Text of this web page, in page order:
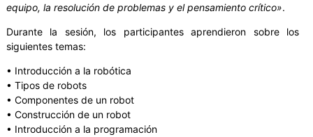
equipo, la resolución de problemas y el pensamiento crítico».
Durante la sesión, los participantes aprendieron sobre los
siguientes temas:
• Introducción a la robótica
• Tipos de robots
• Componentes de un robot
• Construcción de un robot
• Introducción a la programación